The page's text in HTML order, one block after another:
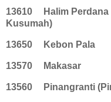
13610
Halim
Kusumah)
13650 Kebon Pala
13570 Makasar
13560 Pinangranti